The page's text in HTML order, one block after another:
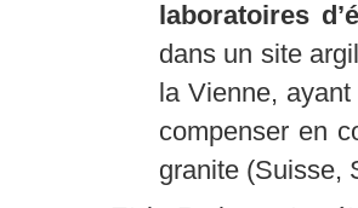
laboratoires
dans un site
la Vienne,
compenser en
granite (Suisse,